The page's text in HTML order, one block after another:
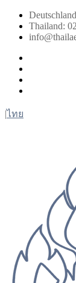
Zum
Inhalt
springen
Thailand:
|ไทย